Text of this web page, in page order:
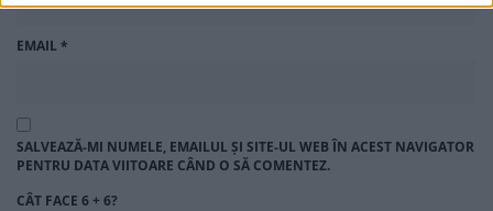
EMAIL*
SALVEAZĂ-MI NUMELE, EMAILUL ȘI SITE-UL WEB ÎN ACEST NAVIGATOR
PENTRU DATA VIITOARE CÂND O SĂ COMENTEZ.
CÂT FACE 6 + 6?